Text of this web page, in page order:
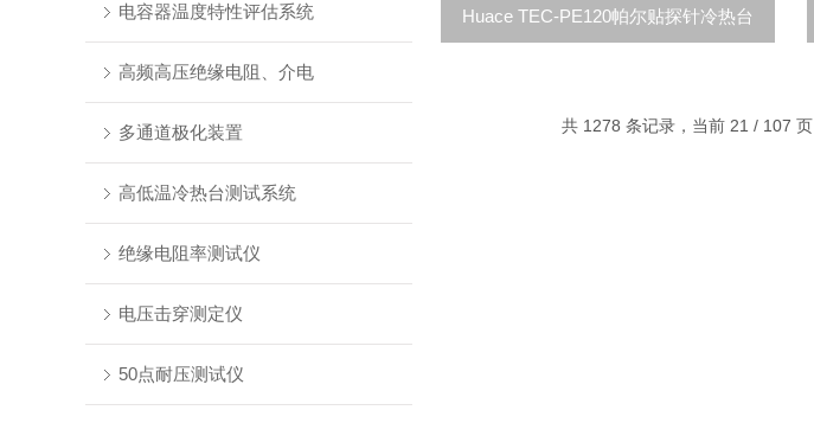
电容器温度特性评估系统
高频高压绝缘电阻、介电
多通道极化装置
高低温冷热台测试系统
绝缘电阻率测试仪
电压击穿测定仪
50点耐压测试仪
Huace TEC-PE120帕尔贴探针冷热台
共 1278 条记录，当前 21 / 107 页